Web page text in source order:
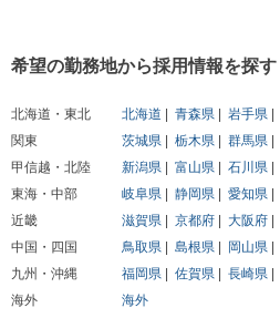
希望の勤務地から採用情報を探す
北海道・東北 北海道 青森県 岩手県
関東
茨城県 栃木県 群馬県
甲信越・北陸
新潟県 富山県 石川県
東海・中部
岐阜県 静岡県 愛知県
近畿
滋賀県 京都府 大阪府
中国・四国
鳥取県 島根県 岡山県
九州・沖縄
福岡県 佐賀県 長崎県
海外
海外